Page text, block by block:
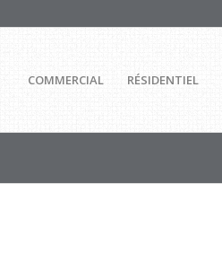
COMMERCIAL RÉSIDENTIEL